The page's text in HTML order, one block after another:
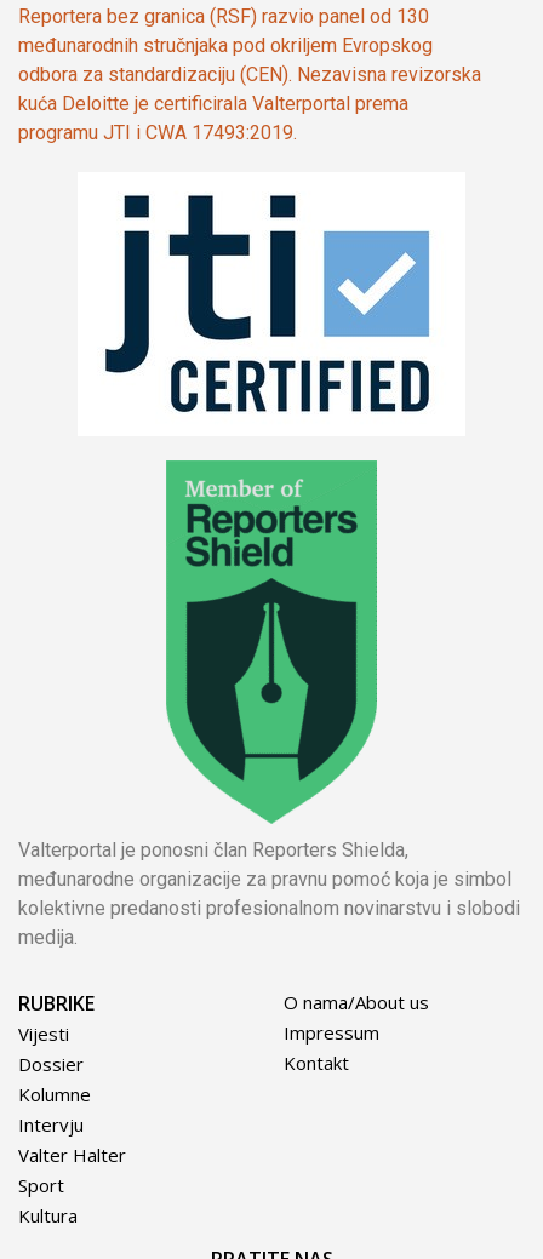
Reportera bez granica (RSF) razvio panel od 130
međunarodnih stručnjaka pod okriljem Evropskog
odbora za standardizaciju (CEN). Nezavisna revizorska
kuća Deloitte je certificirala Valterportal prema
programu JTI i CWA 17493:2019.
Valterportal je ponosni član Reporters Shielda,
međunarodne organizacije za pravnu pomoć koja je simbol
kolektivne predanosti profesionalnom novinarstvu i slobodi
medija.
RUBRIKE
Vijesti
Dossier
Kolumne
Intervju
Valter Halter
Sport
Kultura
O nama/About us
Impressum
Kontakt